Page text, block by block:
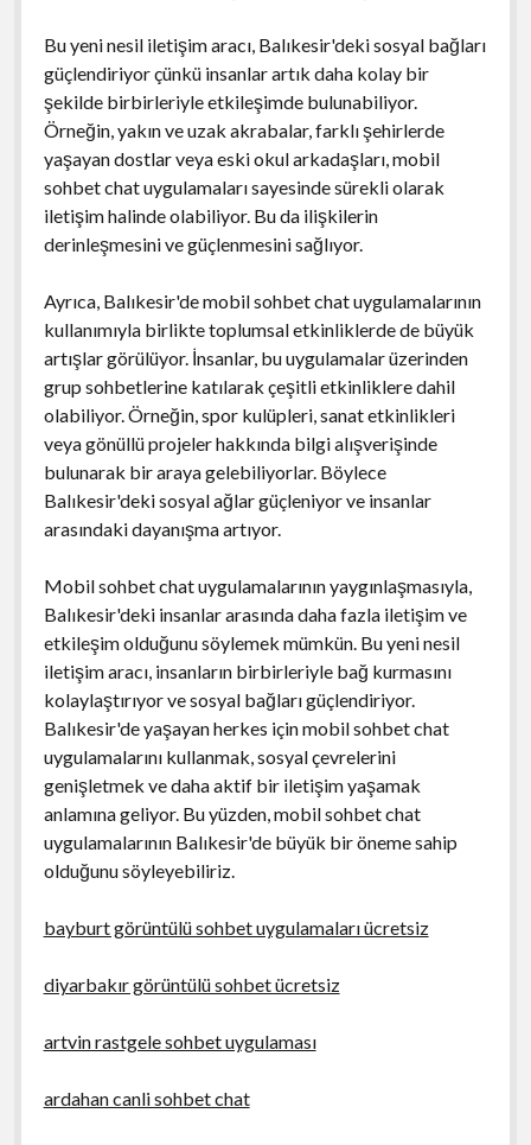
Bu yeni nesil iletişim aracı, Balıkesir'deki sosyal bağları
güçlendiriyor çünkü insanlar artık daha kolay bir
şekilde birbirleriyle etkileşimde bulunabiliyor.
Örneğin, yakın ve uzak akrabalar, farklı şehirlerde
yaşayan dostlar veya eski okul arkadaşları, mobil
sohbet chat uygulamaları sayesinde sürekli olarak
iletişim halinde olabiliyor. Bu da ilişkilerin
derinleşmesini ve güçlenmesini sağlıyor.
Ayrıca, Balıkesir'de mobil sohbet chat uygulamalarının
kullanımıyla birlikte toplumsal etkinliklerde de büyük
artışlar görülüyor. İnsanlar, bu uygulamalar üzerinden
grup sohbetlerine katılarak çeşitli etkinliklere dahil
olabiliyor. Örneğin, spor kulüpleri, sanat etkinlikleri
veya gönüllü projeler hakkında bilgi alışverişinde
bulunarak bir araya gelebiliyorlar. Böylece
Balıkesir'deki sosyal ağlar güçleniyor ve insanlar
arasındaki dayanışma artıyor.
Mobil sohbet chat uygulamalarının yaygınlaşmasıyla,
Balıkesir'deki insanlar arasında daha fazla iletişim ve
etkileşim olduğunu söylemek mümkün. Bu yeni nesil
iletişim aracı, insanların birbirleriyle bağ kurmasını
kolaylaştırıyor ve sosyal bağları güçlendiriyor.
Balıkesir'de yaşayan herkes için mobil sohbet chat
uygulamalarını kullanmak, sosyal çevrelerini
genişletmek ve daha aktif bir iletişim yaşamak
anlamına geliyor. Bu yüzden, mobil sohbet chat
uygulamalarının Balıkesir'de büyük bir öneme sahip
olduğunu söyleyebiliriz.
bayburt görüntülü sohbet uygulamaları ücretsiz
diyarbakır görüntülü sohbet ücretsiz
artvin rastgele sohbet uygulaması
ardahan canli sohbet chat